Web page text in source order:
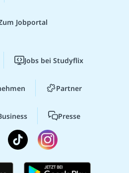
Jobportal
Jobs bei Studyflix
Partner
Presse